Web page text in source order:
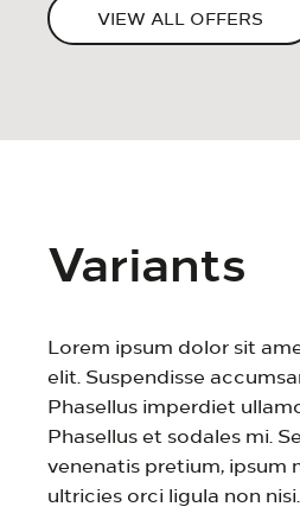
VIEW ALL OFFERS
Variants
Lorem ipsum dolor sit
elit. Suspendisse
Phasellus imperdiet
Phasellus et sodales mi.
venenatis pretium, ipsum
ultricies orci ligula non nisi.